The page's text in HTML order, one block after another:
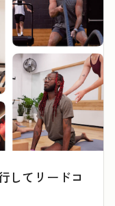
してリードコ